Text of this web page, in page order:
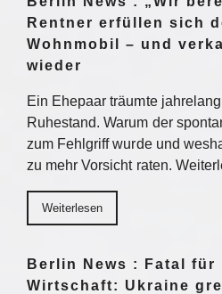
Rentner erfüllen sich
Wohnmobil – und
wieder
Ein Ehepaar träumte
Ruhestand. Warum der
zum Fehlgriff wurde und
zu mehr Vorsicht raten.
Weiterlesen
Berlin News : Fatal für
Wirtschaft: Ukraine